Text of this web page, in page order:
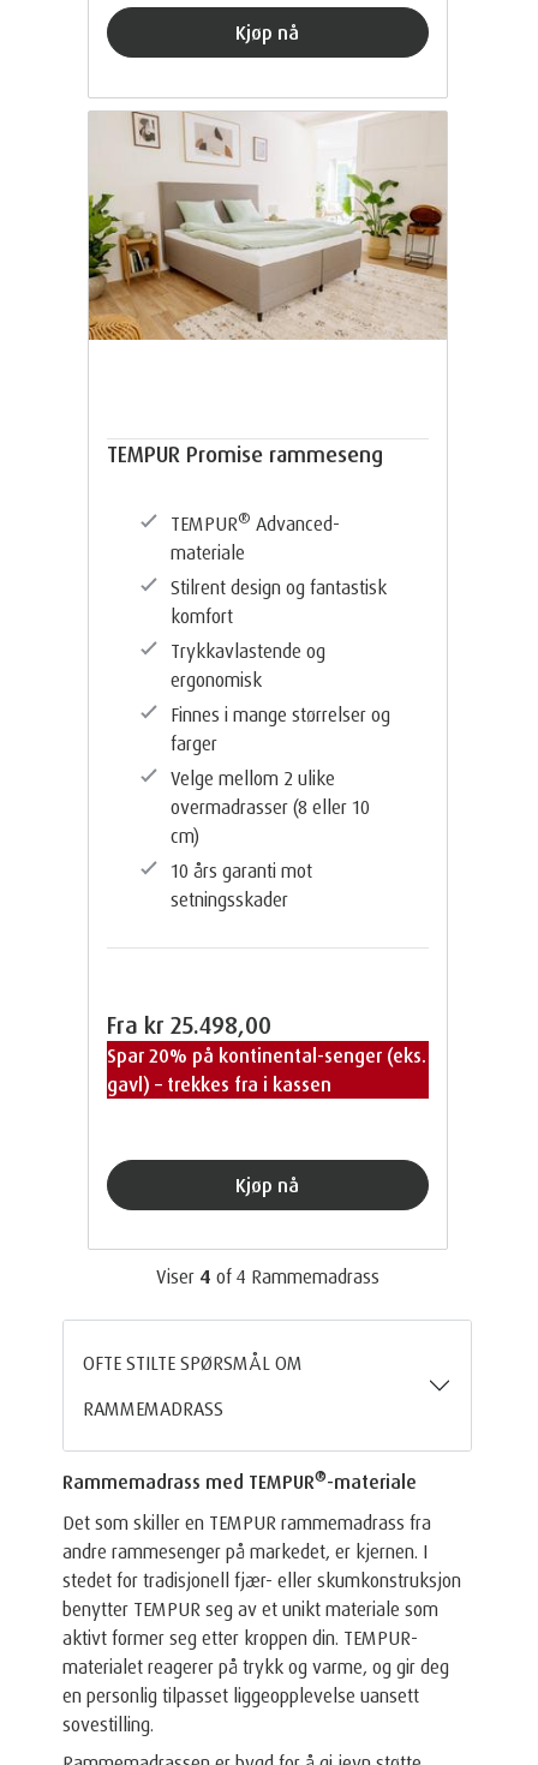
Kjøp nå
TEMPUR Promise rammeseng
TEMPUR® Advanced-
materiale
Stilrent design og fantastisk
komfort
Trykkavlastende og
ergonomisk
Finnes i mange størrelser og
farger
Velge mellom 2 ulike
overmadrasser (8 eller 10
cm)
10 års garanti mot
setningsskader
Fra kr 25.498,00
Spar 20% på kontinental-senger (eks.
gavl) – trekkes fra i kassen
Kjøp nå
Viser 4 of 4 Rammemadrass
OFTE STILTE SPØRSMÅL OM
RAMMEMADRASS
Rammemadrass med TEMPUR®-materiale
Det som skiller en TEMPUR rammemadrass fra
andre rammesenger på markedet, er kjernen. I
stedet for tradisjonell fjær- eller skumkonstruksjon
benytter TEMPUR seg av et unikt materiale som
aktivt former seg etter kroppen din. TEMPUR-
materialet reagerer på trykk og varme, og gir deg
en personlig tilpasset liggeopplevelse uansett
sovestilling.